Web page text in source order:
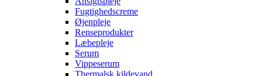
Fugtighedscreme
Øjenpleje
Renseprodukter
Læbepleje
Serum
Vippeserum
Thermalsk kildevand